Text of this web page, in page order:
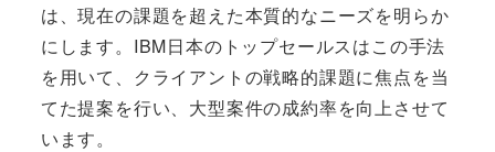
は、現在の課題を超えた本質的なニーズを明らか
にします。IBM日本のトップセールスはこの手法
を用いて、クライアントの戦略的課題に焦点を当
てた提案を行い、大型案件の成約率を向上させて
います。